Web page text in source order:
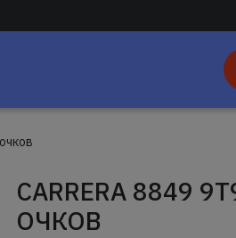
CARRERA 8849
ОЧКОВ